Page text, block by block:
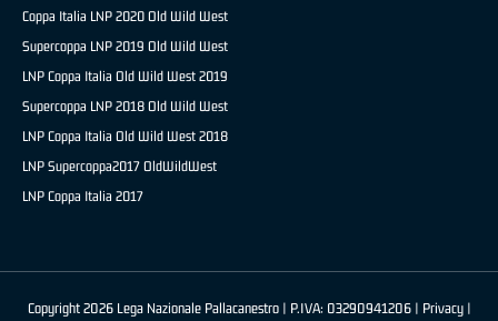
Coppa Italia LNP 2020 Old Wild West
Supercoppa LNP 2019 Old Wild West
LNP Coppa Italia Old Wild West 2019
Supercoppa LNP 2018 Old Wild West
LNP Coppa Italia Old Wild West 2018
LNP Supercoppa2017 OldWildWest
LNP Coppa Italia 2017
Copyright 2026 Lega Nazionale Pallacanestro | P.IVA: 03290941206 | Privacy|